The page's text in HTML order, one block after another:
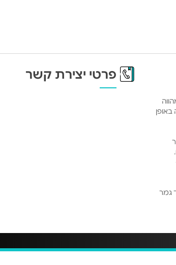
10/09/2026 או עד גמר
פרטי יצירת קשר